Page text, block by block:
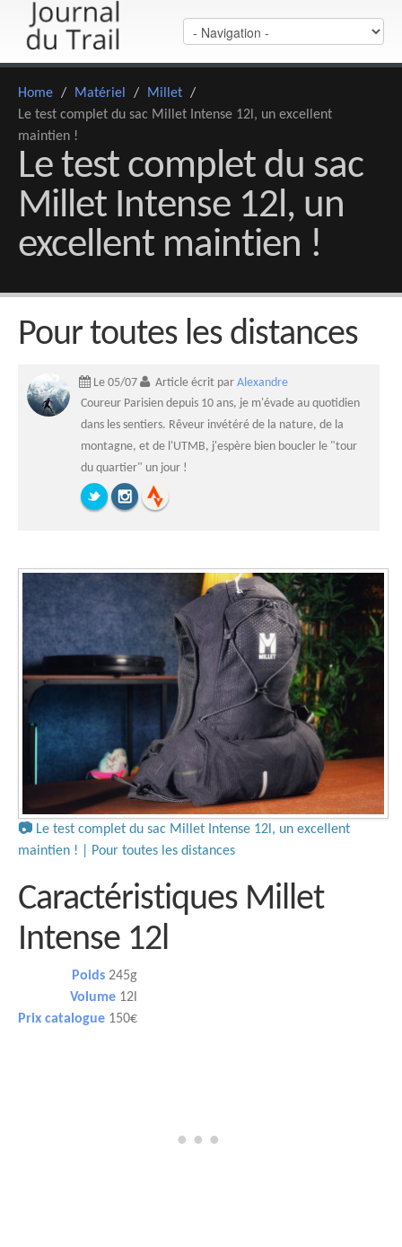
Home / Matériel / Millet /
Le test complet du sac Millet Intense 12l, un excellent
maintien !
Le test complet du sac
Millet Intense 12l, un
excellent maintien !
Pour toutes les distances
Le 05/07 Article écrit par Alexandre
Coureur Parisien depuis 10 ans, je m'évade au quotidien
dans les sentiers. Rêveur invétéré de la nature, de la
montagne, et de l'UTMB, j'espère bien boucler le "tour
du quartier" un jour !
📷 Le test complet du sac Millet Intense 12l, un excellent
maintien ! | Pour toutes les distances
Caractéristiques Millet
Intense 12l
Poids 245g
Volume 12l
Prix catalogue 150€